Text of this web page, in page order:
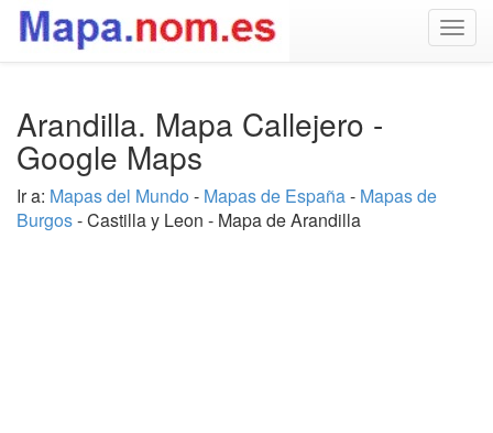
Arandilla. Mapa Callejero -
Google Maps
Ir a: Mapas del Mundo - Mapas de España- Mapas de
Burgos- Castilla y Leon - Mapa de Arandilla